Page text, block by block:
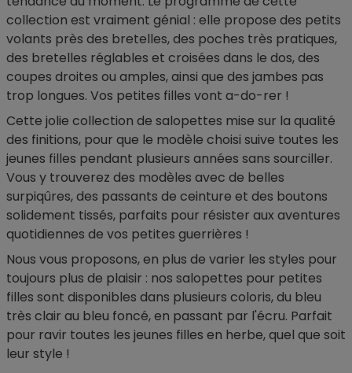
collection est vraiment génial : elle propose des petits
volants près des bretelles, des poches très pratiques,
des bretelles réglables et croisées dans le dos, des
coupes droites ou amples, ainsi que des jambes pas
trop longues. Vos petites filles vont a-do-rer !
Cette jolie collection de salopettes mise sur la qualité
des finitions, pour que le modèle choisi suive toutes les
jeunes filles pendant plusieurs années sans sourciller.
Vous y trouverez des modèles avec de belles
surpiqûres, des passants de ceinture et des boutons
solidement tissés, parfaits pour résister aux aventures
quotidiennes de vos petites guerrières !
Nous vous proposons, en plus de varier les styles pour
toujours plus de plaisir : nos salopettes pour petites
filles sont disponibles dans plusieurs coloris, du bleu
très clair au bleu foncé, en passant par l'écru. Parfait
pour ravir toutes les jeunes filles en herbe, quel que soit
leur style !